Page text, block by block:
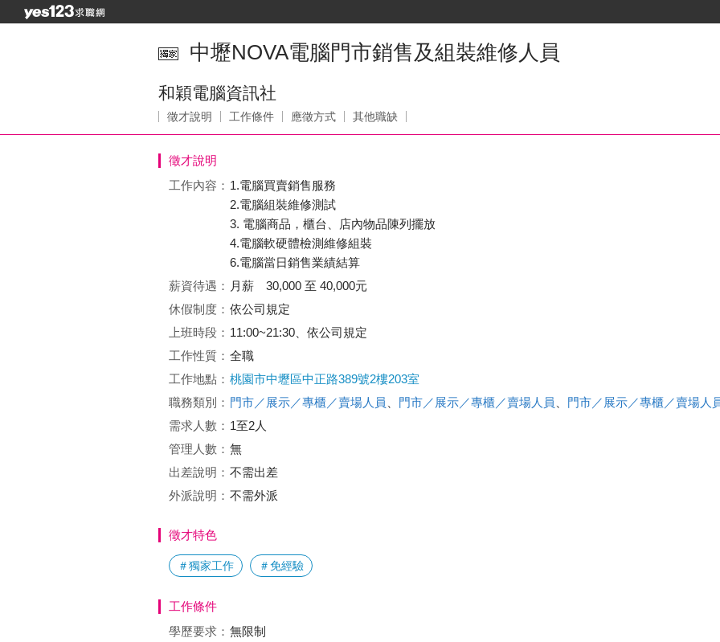
中壢NOVA電腦門市銷售及組裝維修人員
和穎電腦資訊社
徵才說明 工作條件 應徵方式 其他職缺
徵才說明
工作內容： 1.電腦買賣銷售服務
2.電腦組裝維修測試
3. 電腦商品，櫃台、店內物品陳列擺放
4.電腦軟硬體檢測維修組裝
6.電腦當日銷售業績結算
薪資待遇： 月薪 30,000 至 40,000元
休假制度： 依公司規定
上班時段： 11:00~21:30、依公司規定
工作性質： 全職
工作地點： 桃園市中壢區中正路389號2樓203室
職務類別： 門市／展示／專櫃／賣場人員 門市／展示／專櫃／賣場人員
門市／展示／專櫃／賣場人
需求人數： 1至2人
管理人數： 無
出差說明： 不需出差
外派說明： 不需外派
徵才特色
＃獨家工作 ＃免經驗
工作條件
學歷要求： 無限制